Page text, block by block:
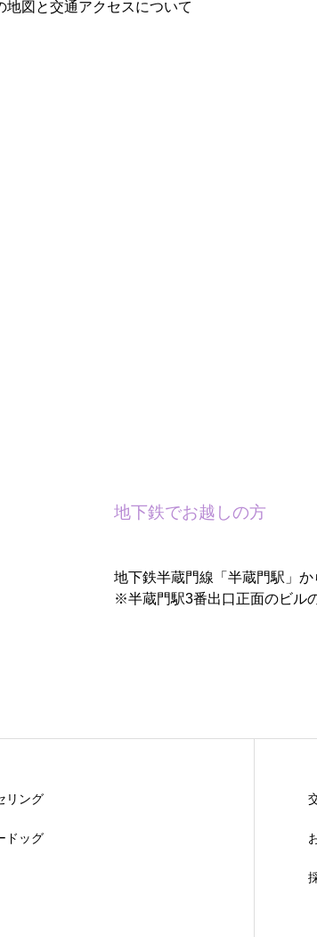
地図と交通アクセスについて
地下鉄でお越しの方
地下鉄半蔵門線「半蔵門駅」か
※半蔵門駅3番出口正面のビル
リング
ドッグ